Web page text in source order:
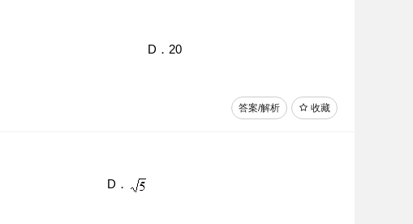
D．20
收藏
答案/解析
D．